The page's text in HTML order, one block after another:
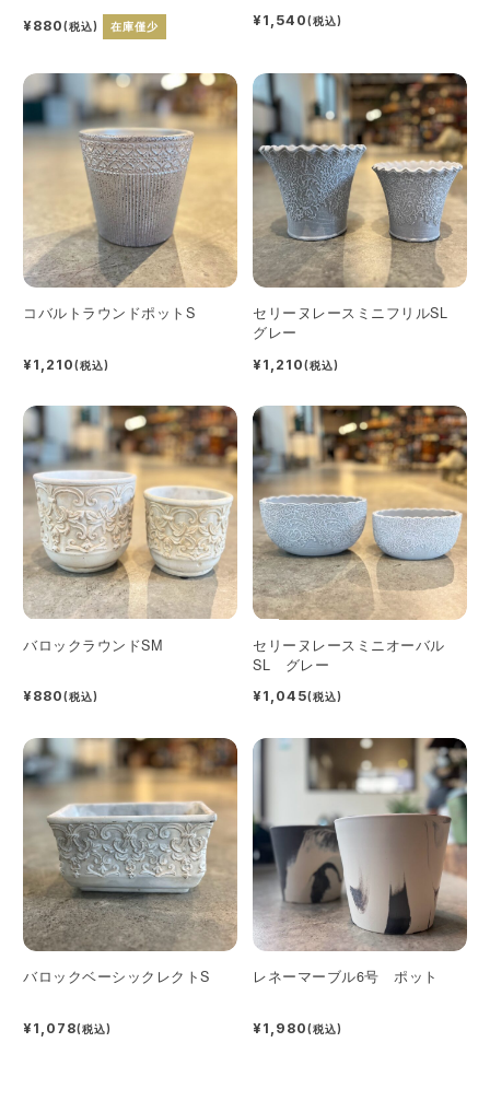
¥880(税込) 在庫僅少 ¥1,540(税込)
コバルトラウンドポットS
¥1,210(税込)
セリーヌレースミニフリルSL
グレー
¥1,210(税込)
バロックラウンドSM
¥880(税込)
セリーヌレースミニオーバル
SL グレー
¥1,045(税込)
バロックベーシックレクトS
¥1,078(税込)
レネーマーブル6号 ポット
¥1,980(税込)